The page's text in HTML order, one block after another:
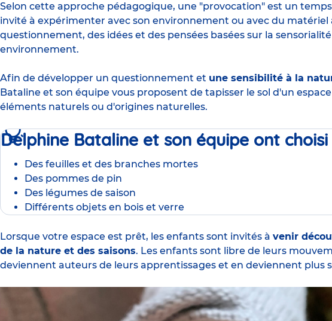
Selon cette approche pédagogique, une "provocation" est un
invité à expérimenter avec son environnement ou avec du matériel
questionnement, des idées et des pensées basées sur la
environnement.
Afin de développer un questionnement et une sensibilité à la
Bataline et son équipe vous proposent de tapisser le sol d'un
éléments naturels ou d'origines naturelles.
Delphine Bataline et son équipe ont
Des feuilles et des branches mortes
Des pommes de pin
Des légumes de saison
Différents objets en bois et verre
Lorsque votre espace est prêt, les enfants sont invités à venir
de la nature et des saisons. Les enfants sont libre de leurs
deviennent auteurs de leurs apprentissages et en deviennent plus